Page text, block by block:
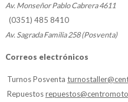
Av. Monseñor Pablo Cabrera 4611
(0351) 485 8410
Av. Sagrada Familia 258 (Posventa)
Correos electrónicos
Turnos Posventa
Repuestos